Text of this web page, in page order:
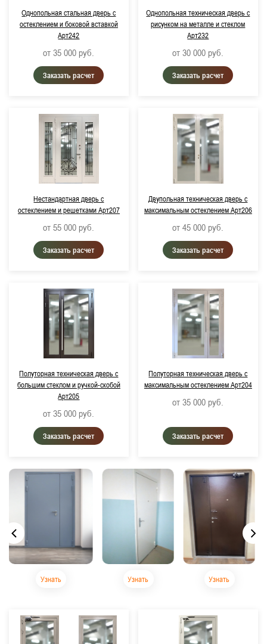
Однопольная стальная дверь с
остеклением и боковой вставкой
Арт242
от 35 000 руб.
Заказать расчет
Однопольная техническая дверь с
рисунком на металле и стеклом
Арт232
от 30 000 руб.
Заказать расчет
Нестандартная дверь с
остеклением и решетками Арт207
от 55 000 руб.
Заказать расчет
Двупольная техническая дверь с
максимальным остеклением Арт206
от 45 000 руб.
Заказать расчет
Полуторная техническая дверь с
большим стеклом и ручкой-скобой
Арт205
от 35 000 руб.
Заказать расчет
Полуторная техническая дверь с
максимальным остеклением Арт204
от 35 000 руб.
Заказать расчет
Узнать Узнать Узнать